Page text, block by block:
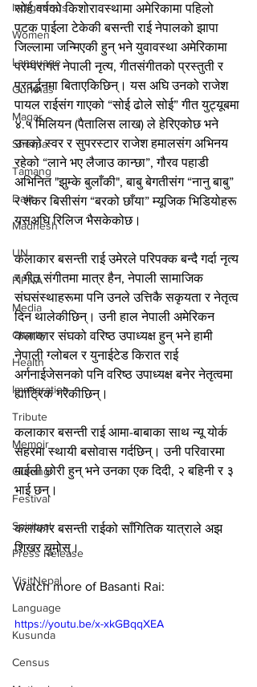
Indigenous
Women
Language
Gurkhas
Magar
Sherpa
Tamang
Dalit
Madhesh
UN
FIPNA
Media
Charity
Health
Immigration
Tribute
Memoir
Gurung
Festival
Spiritual
Press Release
VisitNepal
Language
Kusunda
Census
सोर्ह वर्षको किशोरावस्थामा अमेरिकामा पहिलो
पटक पाईला टेकेकी बसन्ती राई नेपालको झापा
जिल्लामा जन्मिएकी हुन् भने युवावस्था अमेरिकामा
परम्परागत नेपाली नृत्य, गीतसंगीतको प्रस्तुती र
प्रवर्द्धनमा बिताएकिछिन्। यस अघि उनको राजेश
पायल राईसंग गाएको “सोई ढोले सोई” गीत युट्यूबमा
४.५ मिलियन (पैतालिस लाख) ले हेरिएकोछ भने
उनको स्वर र सुपरस्टार राजेश हमालसंग अभिनय
रहेको “लाने भए लैजाउ कान्छा”, गौरव पहाडी
अभिनित "झुम्के बुलाँकी", बाबु बेगतीसंग “नानु बाबु”
र शंकर बिसीसंग “बरको छाँया” म्यूजिक भिडियोहरू
यसअघि रिलिज भैसकेकोछ।
कलाकार बसन्ती राई उमेरले परिपक्क बन्दै गर्दा नृत्य
र गीत संगीतमा मात्र हैन, नेपाली सामाजिक
संघसंस्थाहरूमा पनि उनले उत्तिकै सकृयता र नेतृत्व
दिन थालेकीछिन्। उनी हाल नेपाली अमेरिकन
कलाकार संघको वरिष्ठ उपाध्यक्ष हुन् भने हामी
नेपाली ग्लोबल र युनाईटेड किरात राई
अर्गनाईजेसनको पनि वरिष्ठ उपाध्यक्ष बनेर नेतृत्वमा
ह्याट्रिक गरेकीछिन्।
कलाकार बसन्ती राई आमा-बाबाका साथ न्यू योर्क
सहरमा स्थायी बसोवास गर्दछिन्। उनी परिवारमा
माईली छोरी हुन् भने उनका एक दिदी, २ बहिनी र ३
भाई छन्।
कलाकार बसन्ती राईको साँगितिक यात्राले अझ
शिखर चुमोस्।
Watch more of Basanti Rai:
https://youtu.be/x-xkGBqqXEA